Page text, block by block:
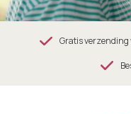
Gratis